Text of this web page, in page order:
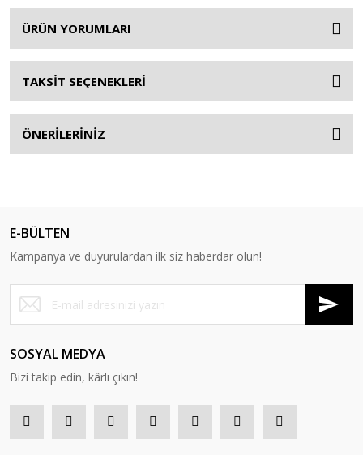
ÜRÜN YORUMLARI
TAKSİT SEÇENEKLERİ
ÖNERİLERİNİZ
E-BÜLTEN
Kampanya ve duyurulardan ilk siz haberdar olun!
SOSYAL MEDYA
Bizi takip edin, kârlı çıkın!